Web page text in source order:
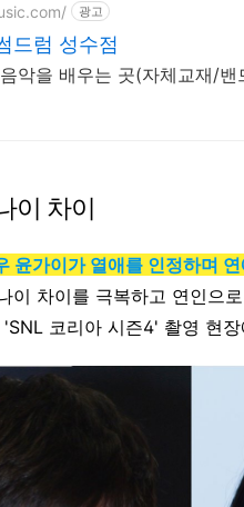
광고
드럼 성수점
악을 배우는 곳(자체교재/
이 차이
윤가이가 열애를 인정하며
이 차이를 극복하고 연인으
코리아 시즌4' 촬영 현